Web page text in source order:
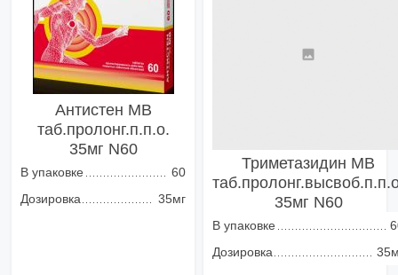
Антистен МВ
таб.пролонг.п.п.о.
35мг N60
В упаковке
60
Дозировка
35мг
Триметазидин МВ
35мг N60
В упаковке
Дозировка